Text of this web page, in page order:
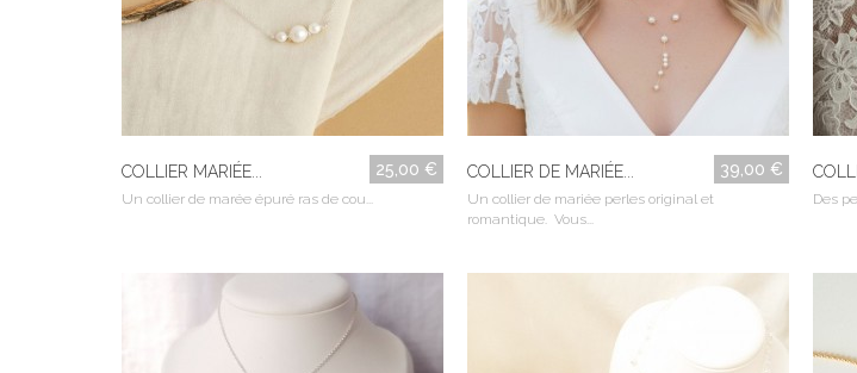
COLLIER MARIÉE... 25,00 €
Un collier de marée épuré ras de cou...
COLLIER DE MARIÉE... 39,00 €
Un collier de mariée perles original et
romantique. Vous...
Des